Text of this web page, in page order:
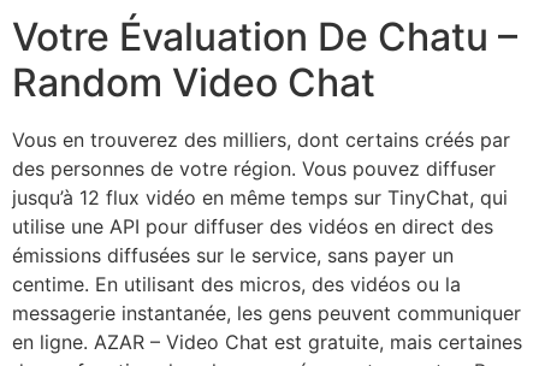
Votre Évaluation De Chatu –
Random Video Chat
Vous en trouverez des milliers, dont certains créés par
des personnes de votre région. Vous pouvez diffuser
jusqu’à 12 flux vidéo en même temps sur TinyChat, qui
utilise une API pour diffuser des vidéos en direct des
émissions diffusées sur le service, sans payer un
centime. En utilisant des micros, des vidéos ou la
messagerie instantanée, les gens peuvent communiquer
en ligne. AZAR – Video Chat est gratuite, mais certaines